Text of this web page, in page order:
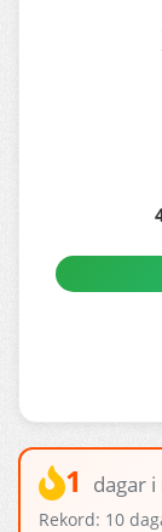
1 dagar i
Rekord: 10